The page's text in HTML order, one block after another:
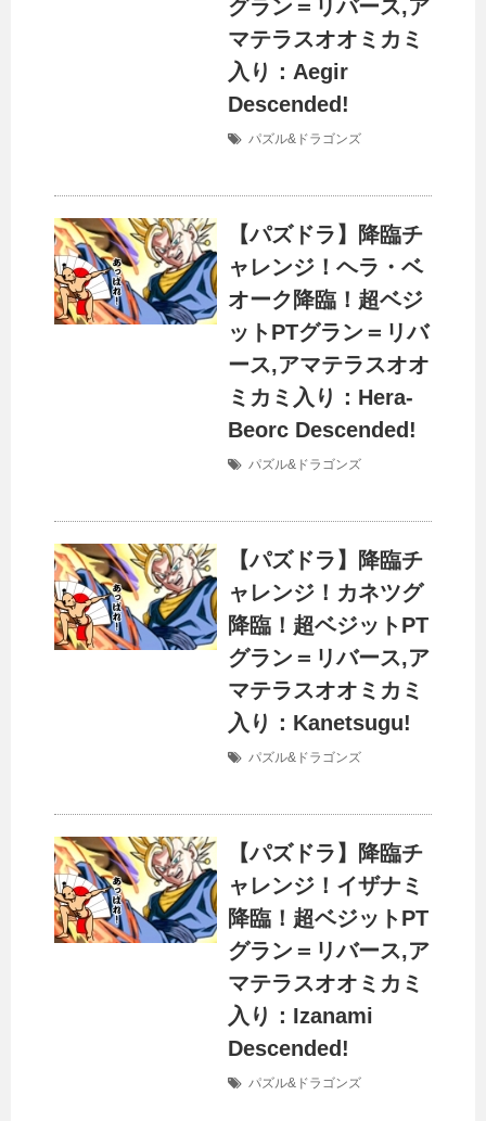
グラン＝リバース,ア
マテラスオオミカミ
入り：Aegir
Descended!
パズル&ドラゴンズ
【パズドラ】降臨チ
ャレンジ！ヘラ・ベ
オーク降臨！超ベジ
ットPTグラン＝リバ
ース,アマテラスオオ
ミカミ入り：Hera-
Beorc Descended!
パズル&ドラゴンズ
【パズドラ】降臨チ
ャレンジ！カネツグ
降臨！超ベジットPT
グラン＝リバース,ア
マテラスオオミカミ
入り：Kanetsugu!
パズル&ドラゴンズ
【パズドラ】降臨チ
ャレンジ！イザナミ
降臨！超ベジットPT
グラン＝リバース,ア
マテラスオオミカミ
入り：Izanami
Descended!
パズル&ドラゴンズ